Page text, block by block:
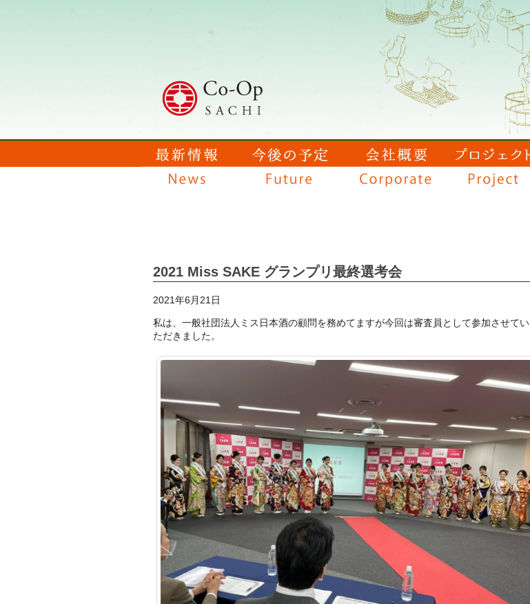
2021 Miss SAKE グランプリ最終選考会
2021年6月21日
私は、一般社団法人ミス日本酒の顧問を務めてますが今回は審査員として参加させてい
ただきました。